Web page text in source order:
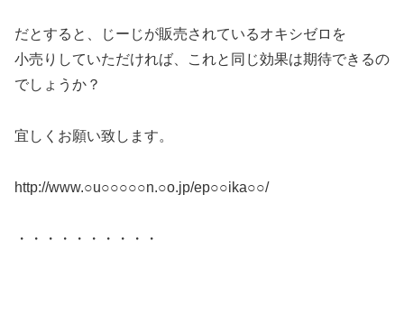
だとすると、じーじが販売されているオキシゼロを
小売りしていただければ、これと同じ効果は期待できるの
でしょうか？
宜しくお願い致します。
http://www.○u○○○○○n.○o.jp/ep○○ika○○/
・・・・・・・・・・